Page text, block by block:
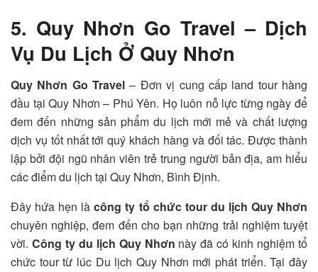
5. Quy Nhơn Go Travel – Dịch
Vụ Du Lịch Ở Quy Nhơn
Quy Nhơn Go Travel– Đơn vị cung cấp land tour hàng
đầu tại Quy Nhơn – Phú Yên. Họ luôn nỗ lực từng ngày để
đem đến những sản phẩm du lịch mới mẻ và chất lượng
dịch vụ tốt nhất tới quý khách hàng và đối tác. Được thành
lập bởi đội ngũ nhân viên trẻ trung người bản địa, am hiểu
các điểm du lịch tại Quy Nhơn, Bình Định.
Đây hứa hẹn làcông ty tổ chức tour du lịch Quy Nhơn
chuyên nghiệp, đem đến cho bạn những trải nghiệm tuyệt
vời. Công ty du lịch Quy Nhơn này đã có kinh nghiệm tổ
chức tour từ lúc Du lịch Quy Nhơn mới phát triển. Tại đây